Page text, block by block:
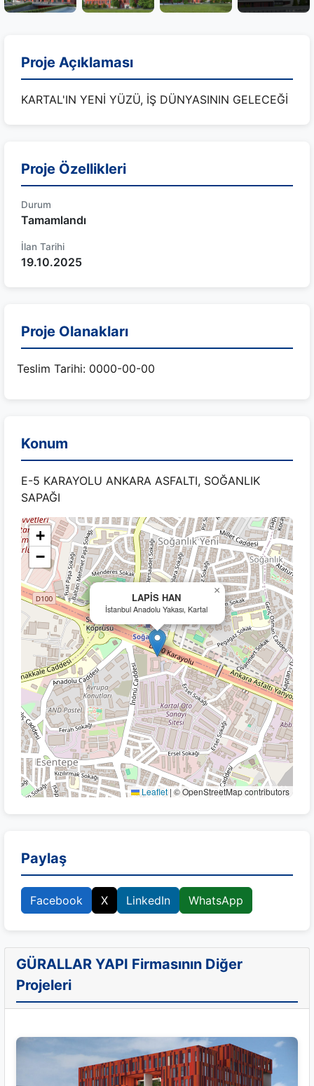
Proje Açıklaması
KARTAL'IN YENİ YÜZÜ, İŞ DÜNYASININ GELECEĞİ
Proje Özellikleri
Durum
Tamamlandı
İlan Tarihi
19.10.2025
Proje Olanakları
Teslim Tarihi: 0000-00-00
Konum
E-5 KARAYOLU ANKARA ASFALTI, SOĞANLIK
SAPAĞI
LAPİS HAN
İstanbul Anadolu Yakası, Kartal
×
+
−
Leaflet | © OpenStreetMap contributors
Paylaş
Facebook X LinkedIn WhatsApp
GÜRALLAR YAPI Firmasının Diğer
Projeleri